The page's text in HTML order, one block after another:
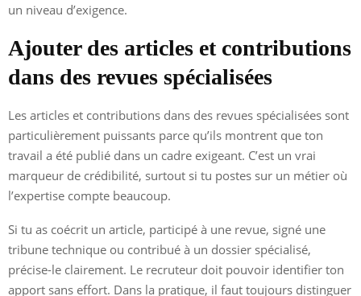
un niveau d’exigence.
Ajouter des articles et contributions
dans des revues spécialisées
Les articles et contributions dans des revues spécialisées sont
particulièrement puissants parce qu’ils montrent que ton
travail a été publié dans un cadre exigeant. C’est un vrai
marqueur de crédibilité, surtout si tu postes sur un métier où
l’expertise compte beaucoup.
Si tu as coécrit un article, participé à une revue, signé une
tribune technique ou contribué à un dossier spécialisé,
précise-le clairement. Le recruteur doit pouvoir identifier ton
apport sans effort. Dans la pratique, il faut toujours distinguer